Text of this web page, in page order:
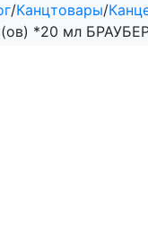
/Канцтовары/
*20 мл